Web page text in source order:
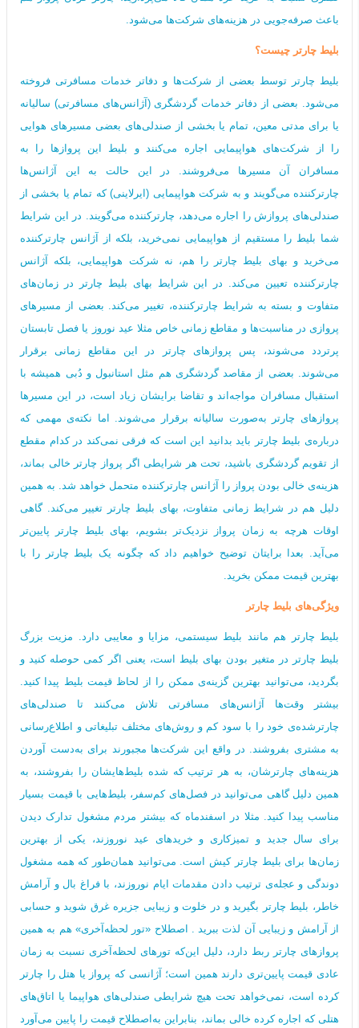
باعث صرفه‌جویی در هزینه‌های شرکت‌ها می‌شود.
بلیط چارتر چیست؟
بلیط چارتر توسط بعضی از شرکت‌ها و دفاتر خدمات مسافرتی فروخته
می‌شود. بعضی از دفاتر خدمات گردشگری (آژانس‌های مسافرتی) سالیانه
یا برای مدتی معین، تمام یا بخشی از صندلی‌های بعضی مسیرهای هوایی
را از شرکت‌های هواپیمایی اجاره می‌کنند و بلیط این پروازها را به
مسافران آن مسیرها می‌فروشند. در این حالت به این آژانس‌ها
چارترکننده می‌گویند و به شرکت هواپیمایی (ایرلاینی) که تمام یا بخشی از
صندلی‌های پروازش را اجاره می‌دهد، چارترکننده می‌گویند. در این شرایط
شما بلیط را مستقیم از هواپیمایی نمی‌خرید، بلکه از آژانس چارترکننده
می‌خرید و بهای بلیط چارتر را هم، نه شرکت هواپیمایی، بلکه آژانس
چارترکننده تعیین می‌کند. در این شرایط بهای بلیط چارتر در زمان‌های
متفاوت و بسته به شرایط چارترکننده، تغییر می‌کند. بعضی از مسیرهای
پروازی در مناسبت‌ها و مقاطع زمانی خاص مثلا عید نوروز یا فصل تابستان‌
پرتردد می‌شوند، پس پروازهای چارتر در این مقاطع زمانی برقرار
می‌شوند. بعضی از مقاصد گردشگری هم مثل استانبول و دُبی همیشه با
استقبال مسافران مواجه‌اند و تقاضا برایشان زیاد است، در این مسیرها
پروازهای چارتر به‌صورت سالیانه برقرار می‌شوند. اما نکته‌ی مهمی که
درباره‌ی بلیط چارتر باید بدانید این است که فرقی نمی‌کند در کدام مقطع
از تقویم گردشگری باشید، تحت هر شرایطی اگر پرواز چارتر خالی بماند،
هزینه‌ی خالی بودن پرواز را آژانس چارترکننده متحمل خواهد شد. به همین
دلیل هم در شرایط زمانی متفاوت، بهای بلیط چارتر تغییر می‌کند. گاهی
اوقات هرچه به زمان پرواز نزدیک‌تر بشویم، بهای بلیط چارتر پایین‌تر
می‌آید. بعدا برایتان توضیح خواهیم داد که چگونه یک بلیط چارتر را با
بهترین قیمت ممکن بخرید.
ویژگی‌های بلیط چارتر
بلیط چارتر هم مانند بلیط سیستمی، مزایا و معایبی دارد. مزیت بزرگ
بلیط‌ چارتر در متغیر بودن بهای بلیط است، یعنی اگر کمی حوصله کنید و
بگردید، می‌توانید بهترین گزینه‌ی ممکن را از لحاظ قیمت بلیط پیدا کنید.
بیشتر وقت‌ها آژانس‌های مسافرتی تلاش می‌کنند تا صندلی‌های
چارترشده‌ی خود را با سود کم و روش‌های مختلف تبلیغاتی و اطلاع‌رسانی
به مشتری بفروشند. در واقع این شرکت‌ها مجبورند برای به‌دست آوردن
هزینه‌های چارترشان، به هر ترتیب که شده بلیط‌هایشان را بفروشند، به
همین دلیل گاهی می‌توانید در فصل‌های کم‌سفر، بلیط‌هایی با قیمت‌ بسیار
مناسب پیدا کنید. مثلا در اسفندماه که بیشتر مردم مشغول تدارک دیدن
برای سال جدید و تمیزکاری‌ و خریدهای عید نوروزند، یکی از بهترین
زمان‌ها برای بلیط چارتر کیش است. می‌توانید همان‌طور که همه مشغول
دوندگی و عجله‌ی ترتیب دادن مقدمات ایام نوروزند، با فراغ بال و آرامش
خاطر، بلیط چارتر بگیرید و در خلوت و زیبایی جزیره غرق شوید و حسابی
از آرامش و زیبایی آن لذت ببرید . اصطلاح «تور لحظه‌آخری» هم به همین
پروازهای چارتر ربط دارد، دلیل این‌که تورهای لحظه‌آخری نسبت به زمان
عادی قیمت پایین‌تری دارند همین است؛ آژانسی که پرواز یا هتل را چارتر
کرده است، نمی‌خواهد تحت هیچ شرایطی صندلی‌های هواپیما یا اتاق‌های
هتلی که اجاره کرده خالی بماند، بنابراین به‌اصطلاح قیمت را پایین می‌آورد